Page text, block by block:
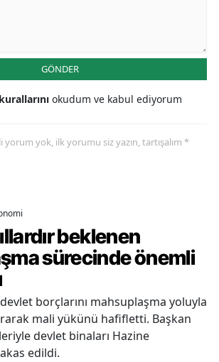
GÖNDER
okudum ve kabul ediyorum
yorum yok, ilk yorumu siz yazın, tartışalım *
beklenen
sürecinde önemli
borçlarını mahsuplaşma yoluyla
mali yükünü hafifletti. Başkan
devlet binaları Hazine
edildi.